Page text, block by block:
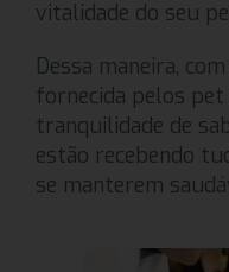
vitalidade do seu
Dessa maneira,
fornecida pelos
tranquilidade de
estão recebendo
se manterem